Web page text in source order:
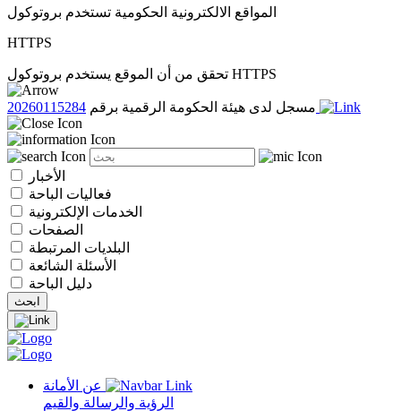
المواقع الالكترونية الحكومية تستخدم بروتوكول
HTTPS
تحقق من أن الموقع يستخدم بروتوكول HTTPS
مسجل لدى هيئة الحكومة الرقمية برقم
الأخبار
فعاليات الباحة
الخدمات الإلكترونية
الصفحات
البلديات المرتبطة
الأسئلة الشائعة
دليل الباحة
الرؤية والرسالة والقيم